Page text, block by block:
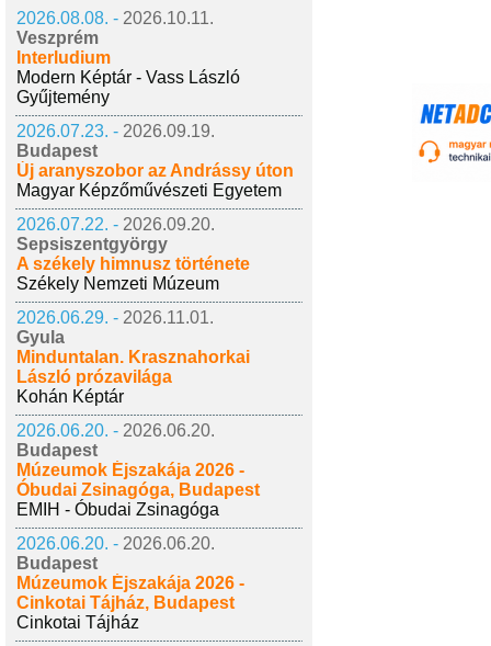
2026.08.08. - 2026.10.11.
Veszprém
Interludium
Modern Képtár - Vass László
Gyűjtemény
2026.07.23. - 2026.09.19.
Budapest
Új aranyszobor az Andrássy úton
Magyar Képzőművészeti Egyetem
2026.07.22. - 2026.09.20.
Sepsiszentgyörgy
A székely himnusz története
Székely Nemzeti Múzeum
2026.06.29. - 2026.11.01.
Gyula
Minduntalan. Krasznahorkai
László prózavilága
Kohán Képtár
2026.06.20. - 2026.06.20.
Budapest
Múzeumok Éjszakája 2026 -
Óbudai Zsinagóga, Budapest
EMIH - Óbudai Zsinagóga
2026.06.20. - 2026.06.20.
Budapest
Múzeumok Éjszakája 2026 -
Cinkotai Tájház, Budapest
Cinkotai Tájház